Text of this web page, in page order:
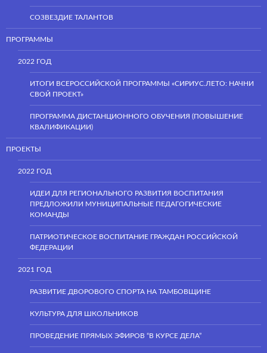
СОЗВЕЗДИЕ ТАЛАНТОВ
ПРОГРАММЫ
2022 ГОД
ИТОГИ ВСЕРОССИЙСКОЙ ПРОГРАММЫ «СИРИУС.ЛЕТО: НАЧНИ
СВОЙ ПРОЕКТ»
ПРОГРАММА ДИСТАНЦИОННОГО ОБУЧЕНИЯ (ПОВЫШЕНИЕ
КВАЛИФИКАЦИИ)
ПРОЕКТЫ
2022 ГОД
ИДЕИ ДЛЯ РЕГИОНАЛЬНОГО РАЗВИТИЯ ВОСПИТАНИЯ
ПРЕДЛОЖИЛИ МУНИЦИПАЛЬНЫЕ ПЕДАГОГИЧЕСКИЕ
КОМАНДЫ
ПАТРИОТИЧЕСКОЕ ВОСПИТАНИЕ ГРАЖДАН РОССИЙСКОЙ
ФЕДЕРАЦИИ
2021 ГОД
РАЗВИТИЕ ДВОРОВОГО СПОРТА НА ТАМБОВЩИНЕ
КУЛЬТУРА ДЛЯ ШКОЛЬНИКОВ
ПРОВЕДЕНИЕ ПРЯМЫХ ЭФИРОВ “В КУРСЕ ДЕЛА”